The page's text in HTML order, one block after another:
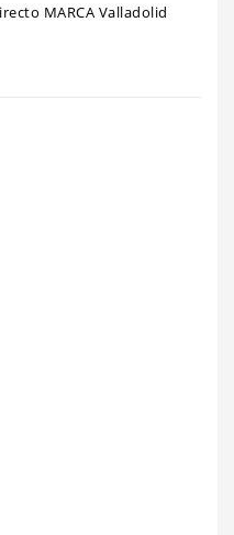
MARCA Valladolid